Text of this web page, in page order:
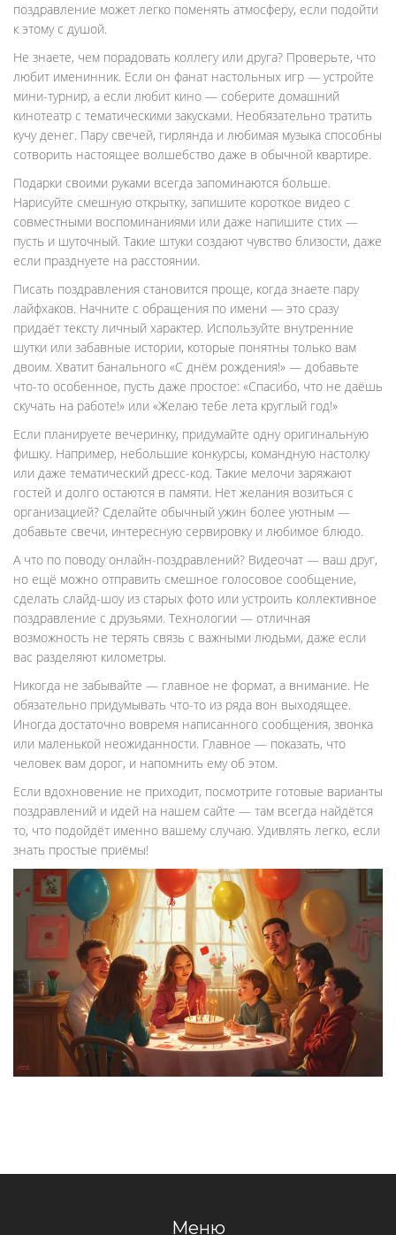
поздравление может легко поменять атмосферу, если подойти
к этому с душой.
Не знаете, чем порадовать коллегу или друга? Проверьте, что
любит именинник. Если он фанат настольных игр — устройте
мини-турнир, а если любит кино — соберите домашний
кинотеатр с тематическими закусками. Необязательно тратить
кучу денег. Пару свечей, гирлянда и любимая музыка способны
сотворить настоящее волшебство даже в обычной квартире.
Подарки своими руками всегда запоминаются больше.
Нарисуйте смешную открытку, запишите короткое видео с
совместными воспоминаниями или даже напишите стих —
пусть и шуточный. Такие штуки создают чувство близости, даже
если празднуете на расстоянии.
Писать поздравления становится проще, когда знаете пару
лайфхаков. Начните с обращения по имени — это сразу
придаёт тексту личный характер. Используйте внутренние
шутки или забавные истории, которые понятны только вам
двоим. Хватит банального «С днём рождения!» — добавьте
что-то особенное, пусть даже простое: «Спасибо, что не даёшь
скучать на работе!» или «Желаю тебе лета круглый год!»
Если планируете вечеринку, придумайте одну оригинальную
фишку. Например, небольшие конкурсы, командную настолку
или даже тематический дресс-код. Такие мелочи заряжают
гостей и долго остаются в памяти. Нет желания возиться с
организацией? Сделайте обычный ужин более уютным —
добавьте свечи, интересную сервировку и любимое блюдо.
А что по поводу онлайн-поздравлений? Видеочат — ваш друг,
но ещё можно отправить смешное голосовое сообщение,
сделать слайд-шоу из старых фото или устроить коллективное
поздравление с друзьями. Технологии — отличная
возможность не терять связь с важными людьми, даже если
вас разделяют километры.
Никогда не забывайте — главное не формат, а внимание. Не
обязательно придумывать что-то из ряда вон выходящее.
Иногда достаточно вовремя написанного сообщения, звонка
или маленькой неожиданности. Главное — показать, что
человек вам дорог, и напомнить ему об этом.
Если вдохновение не приходит, посмотрите готовые варианты
поздравлений и идей на нашем сайте — там всегда найдётся
то, что подойдёт именно вашему случаю. Удивлять легко, если
знать простые приёмы!
Меню